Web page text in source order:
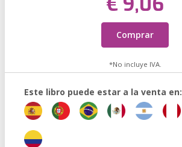
Comprar
*No incluye IVA.
Este libro puede estar a la venta en: